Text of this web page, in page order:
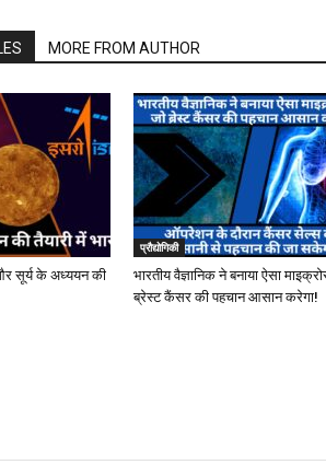
MORE FROM AUTHOR
सूर्य के अध्ययन की
प्रौद्योगिकी
भारतीय वैज्ञानिक ने बनाया ऐसा
ब्रेस्ट कैंसर की पहचान आसान करेगा!